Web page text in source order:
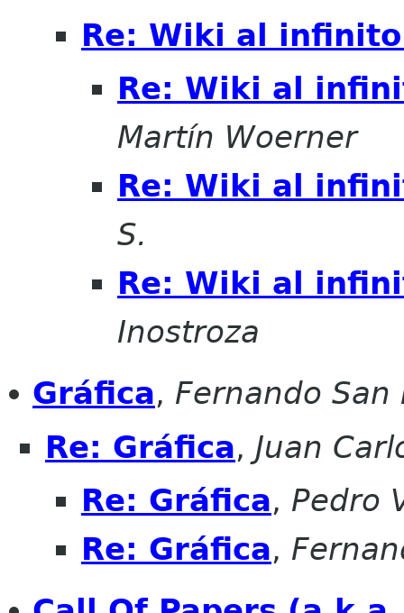
Re: Wiki al
Re: Wiki al
Martín Woerner
Re: Wiki al
S.
Re: Wiki al
Inostroza
Gráfica, Fernando
Re: Gráfica, Juan
Re: Gráfica, Pedro
Re: Gráfica,